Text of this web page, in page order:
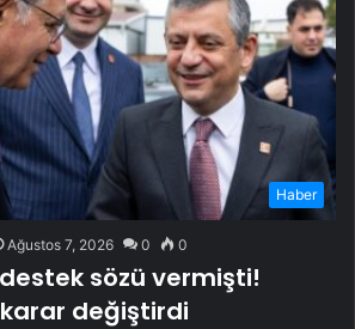
Haber
Ağustos 7, 2026 0 0
destek sözü vermişti!
değiştirdi